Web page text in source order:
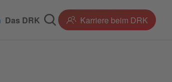
Das DRK Karriere beim DRK